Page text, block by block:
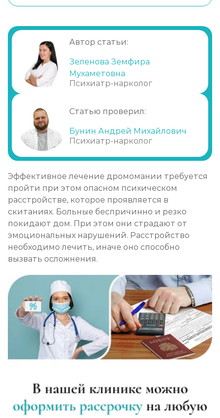
отсутствии лечения
Прием медикаментов
Применение психотерапии
Метод социально-трудовой терапии
Профилактические правила
Почему нужно идти в клинику?
Автор статьи:
Зеленова Земфира
Мухаметовна
Психиатр-нарколог
Статью проверил:
Бунин Андрей Михайлович
Психиатр-нарколог
Эффективное лечение дромомании требуется
пройти при этом опасном психическом
расстройстве, которое проявляется в
скитаниях. Больные беспричинно и резко
покидают дом. При этом они страдают от
эмоциональных нарушений. Расстройство
необходимо лечить, иначе оно способно
вызвать осложнения.